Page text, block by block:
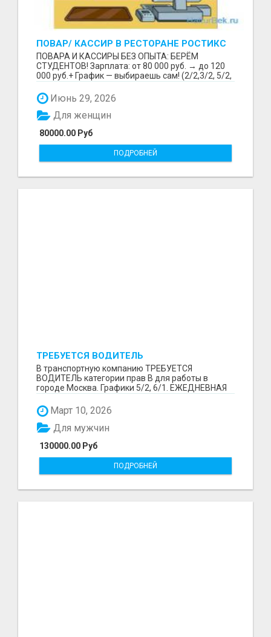
ПОВАР/ КАССИР В РЕСТОРАНЕ РОСТИКС
(КФС)
ПОВАРА И КАССИРЫ БЕЗ ОПЫТА: БЕРЁМ
СТУДЕНТОВ! Зарплата: от 80 000 руб. → до 120
000 руб.+ График — выбираешь сам! (2/2,3/2, 5/2,
Июнь 29, 2026
80000.00 Руб
Для женщин
ПОДРОБНЕЙ
ТРЕБУЕТСЯ ВОДИТЕЛЬ
В транспортную компанию ТРЕБУЕТСЯ
ВОДИТЕЛЬ категории прав В для работы в
городе Москва. Графики 5/2, 6/1. ЕЖЕДНЕВНАЯ
Март 10, 2026
130000.00 Руб
Для мужчин
ПОДРОБНЕЙ